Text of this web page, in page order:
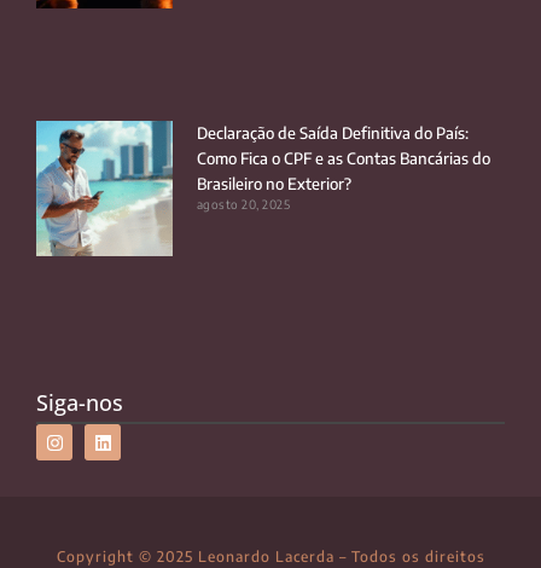
Declaração de Saída Definitiva do País:
Como Fica o CPF e as Contas Bancárias do
Brasileiro no Exterior?
agosto 20, 2025
Siga-nos
Copyright © 2025 Leonardo Lacerda – Todos os direitos